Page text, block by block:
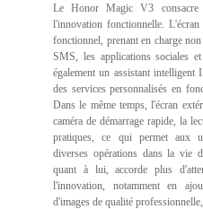
Le Honor Magic V3 consacre
l'innovation fonctionnelle.
fonctionnel, prenant en charge
SMS, les applications sociales
également un assistant
des services personnalisés en
Dans le même temps, l'écran
caméra de démarrage rapide, la
pratiques, ce qui permet aux
diverses opérations dans la vie
quant à lui, accorde plus
l'innovation, notamment en
d'images de qualité